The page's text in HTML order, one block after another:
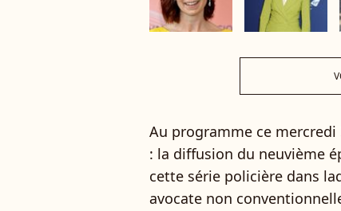
Au programme ce mercredi
: la diffusion du neuvième
cette série policière dans
avocate non